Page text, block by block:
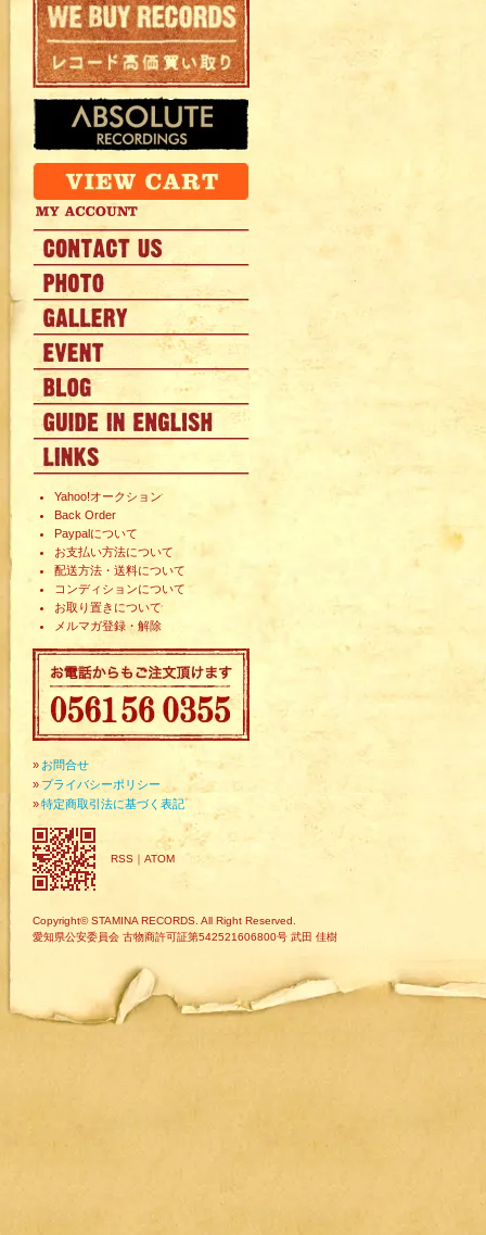
Yahoo!オークション
Back Order
Paypalについて
お支払い方法について
配送方法・送料について
コンディションについて
お取り置きについて
メルマガ登録・解除
» お問合せ
» プライバシーポリシー
»特定商取引法に基づく表記
RSS ｜ ATOM
Copyright© STAMINA RECORDS. All Right Reserved.
愛知県公安委員会 古物商許可証第542521606800号 武田 佳樹